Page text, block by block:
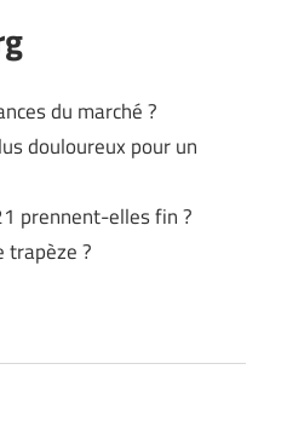
du marché ?
douloureux pour un
prennent-elles fin ?
trapèze ?